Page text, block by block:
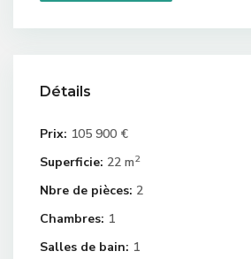
Détails
Prix: 105 900 €
Superficie: 22 m2
Nbre de pièces: 2
Chambres: 1
Salles de bain: 1